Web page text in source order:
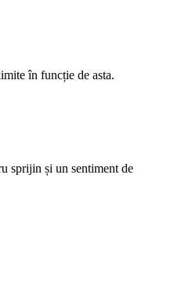
în funcție de asta.
sprijin și un sentiment de